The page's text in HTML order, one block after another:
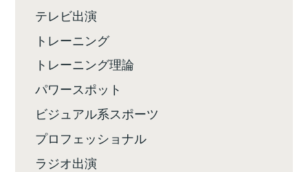
テレビ出演
トレーニング
トレーニング理論
パワースポット
ビジュアル系スポーツ
プロフェッショナル
ラジオ出演